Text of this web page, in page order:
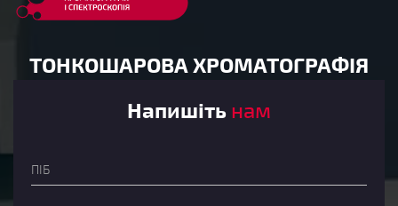
ТОНКОШАРОВА ХРОМАТОГРАФІЯ
Напишіть нам